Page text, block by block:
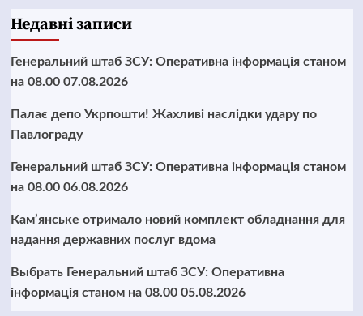
Недавні записи
Генеральний штаб ЗСУ: Оперативна інформація станом
на 08.00 07.08.2026
Палає депо Укрпошти! Жахливі наслідки удару по
Павлограду
Генеральний штаб ЗСУ: Оперативна інформація станом
на 08.00 06.08.2026
Кам’янське отримало новий комплект обладнання для
надання державних послуг вдома
Выбрать Генеральний штаб ЗСУ: Оперативна
інформація станом на 08.00 05.08.2026